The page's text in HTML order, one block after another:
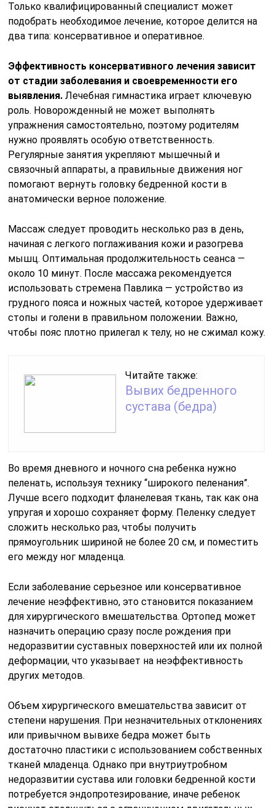
Только квалифицированный специалист может
подобрать необходимое лечение, которое делится на
два типа: консервативное и оперативное.
Эффективность консервативного лечения зависит
от стадии заболевания и своевременности его
выявления. Лечебная гимнастика играет ключевую
роль. Новорожденный не может выполнять
упражнения самостоятельно, поэтому родителям
нужно проявлять особую ответственность.
Регулярные занятия укрепляют мышечный и
связочный аппараты, а правильные движения ног
помогают вернуть головку бедренной кости в
анатомически верное положение.
Массаж следует проводить несколько раз в день,
начиная с легкого поглаживания кожи и разогрева
мышц. Оптимальная продолжительность сеанса —
около 10 минут. После массажа рекомендуется
использовать стремена Павлика — устройство из
грудного пояса и ножных частей, которое удерживает
стопы и голени в правильном положении. Важно,
чтобы пояс плотно прилегал к телу, но не сжимал кожу.
Читайте также:
Вывих бедренного
сустава (бедра)
Во время дневного и ночного сна ребенка нужно
пеленать, используя технику “широкого пеленания”.
Лучше всего подходит фланелевая ткань, так как она
упругая и хорошо сохраняет форму. Пеленку следует
сложить несколько раз, чтобы получить
прямоугольник шириной не более 20 см, и поместить
его между ног младенца.
Если заболевание серьезное или консервативное
лечение неэффективно, это становится показанием
для хирургического вмешательства. Ортопед может
назначить операцию сразу после рождения при
недоразвитии суставных поверхностей или их полной
деформации, что указывает на неэффективность
других методов.
Объем хирургического вмешательства зависит от
степени нарушения. При незначительных отклонениях
или привычном вывихе бедра может быть
достаточно пластики с использованием собственных
тканей младенца. Однако при внутриутробном
недоразвитии сустава или головки бедренной кости
потребуется эндопротезирование, иначе ребенок